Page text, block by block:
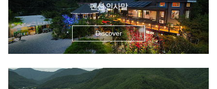
펜션 인사말
Discover